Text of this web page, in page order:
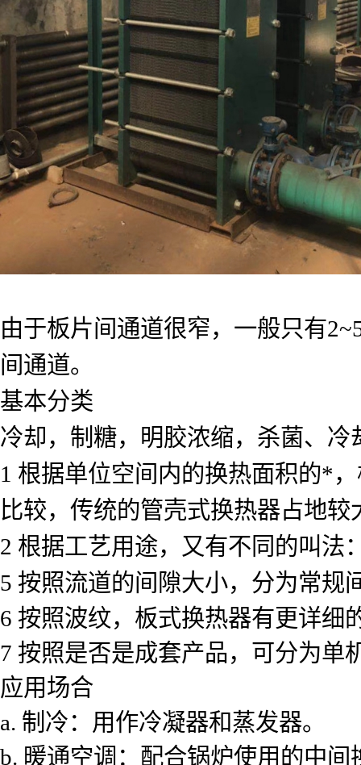
由于板片间通道很窄，一般只有
间通道。
基本分类
冷却，制糖，明胶浓缩，杀菌、冷
1 根据单位空间内的换热面积的*
比较，传统的管壳式换热器占地较
2 根据工艺用途，又有不同的叫法
5 按照流道的间隙大小，分为常规
6 按照波纹，板式换热器有更详细
7 按照是否是成套产品，可分为单
应用场合
a. 制冷：用作冷凝器和蒸发器。
b. 暖通空调：配合锅炉使用的中